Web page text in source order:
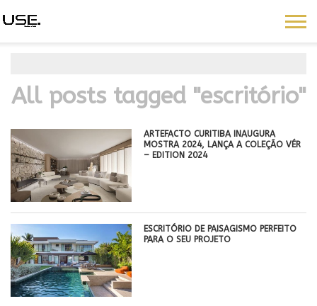
All posts tagged "escritório"
ARTEFACTO CURITIBA INAUGURA
MOSTRA 2024, LANÇA A COLEÇÃO VÉR
– EDITION 2024
ESCRITÓRIO DE PAISAGISMO PERFEITO
PARA O SEU PROJETO